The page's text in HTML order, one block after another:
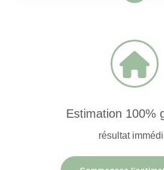
Estimation 100%
résultat